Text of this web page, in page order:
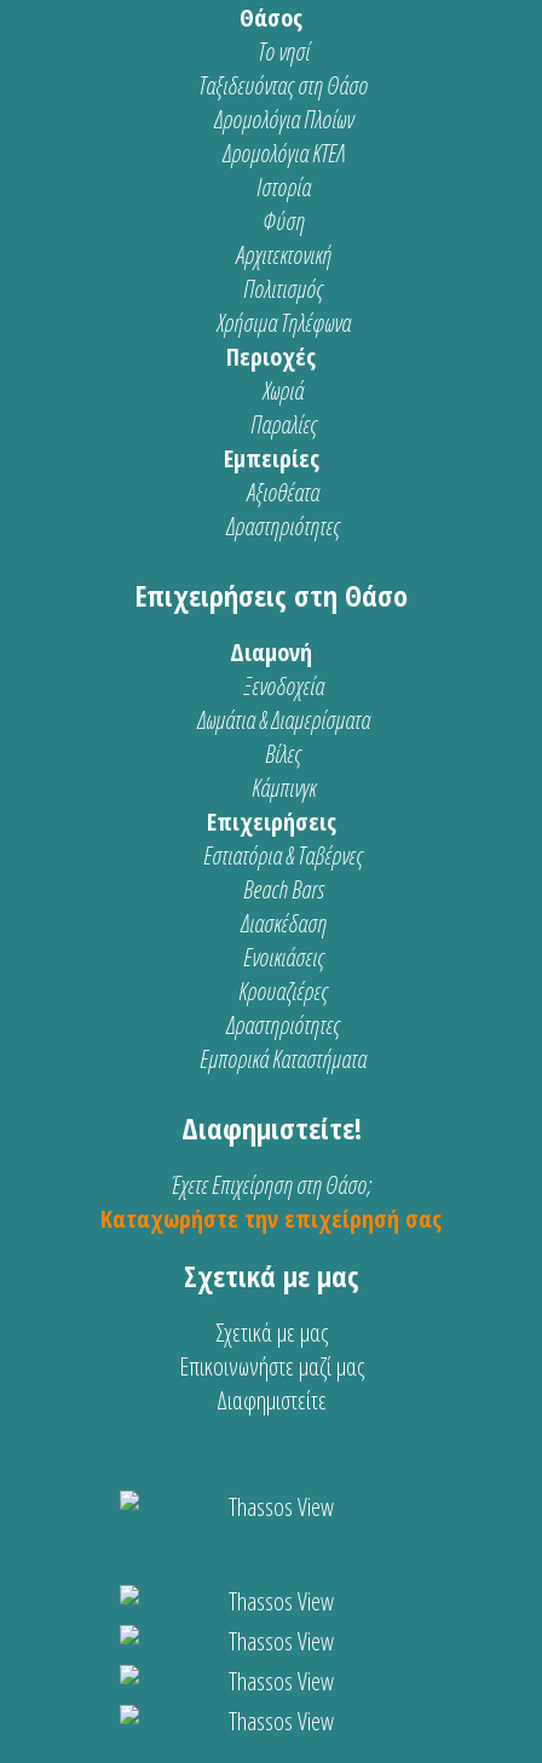
Θάσος
Το νησί
Ταξιδευόντας στη Θάσο
Δρομολόγια Πλοίων
Δρομολόγια ΚΤΕΛ
Ιστορία
Φύση
Αρχιτεκτονική
Πολιτισμός
Χρήσιμα Τηλέφωνα
Περιοχές
Χωριά
Παραλίες
Εμπειρίες
Αξιοθέατα
Δραστηριότητες
Επιχειρήσεις στη Θάσο
Διαμονή
Ξενοδοχεία
Δωμάτια & Διαμερίσματα
Βίλες
Κάμπινγκ
Επιχειρήσεις
Εστιατόρια & Ταβέρνες
Beach Bars
Διασκέδαση
Ενοικιάσεις
Κρουαζιέρες
Δραστηριότητες
Εμπορικά Καταστήματα
Διαφημιστείτε!
Έχετε Επιχείρηση στη Θάσο;
Καταχωρήστε την επιχείρησή σας
Σχετικά με μας
Σχετικά με μας
Επικοινωνήστε μαζί μας
Διαφημιστείτε